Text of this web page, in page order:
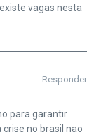
vagas nesta
Responder
para garantir
no brasil nao